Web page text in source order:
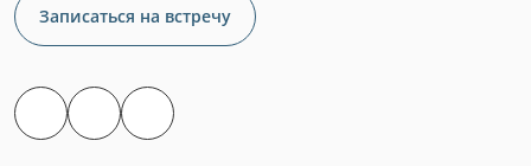
Записаться на встречу